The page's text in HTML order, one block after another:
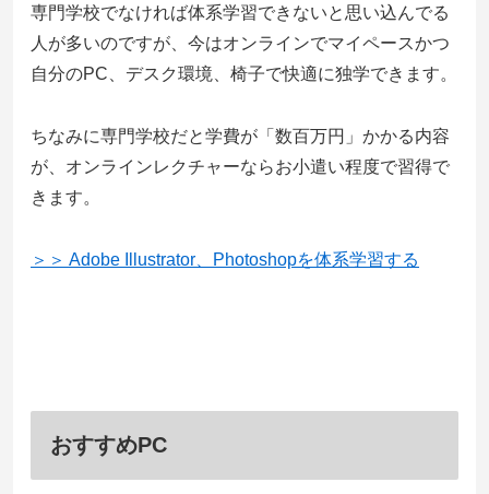
専門学校でなければ体系学習できないと思い込んでる
人が多いのですが、今はオンラインでマイペースかつ
自分のPC、デスク環境、椅子で快適に独学できます。
ちなみに専門学校だと学費が「数百万円」かかる内容
が、オンラインレクチャーならお小遣い程度で習得で
きます。
＞＞ Adobe Illustrator、Photoshopを体系学習する
おすすめPC